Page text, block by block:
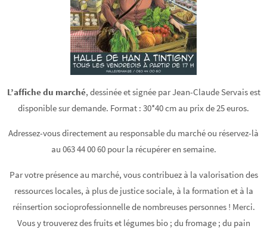
L’affiche du marché, dessinée et signée par Jean-Claude Servais est
disponible sur demande. Format : 30*40 cm au prix de 25 euros.
Adressez-vous directement au responsable du marché ou réservez-là
au 063 44 00 60 pour la récupérer en semaine.
Par votre présence au marché, vous contribuez à la valorisation des
ressources locales, à plus de justice sociale, à la formation et à la
réinsertion socioprofessionnelle de nombreuses personnes ! Merci.
Vous y trouverez des fruits et légumes bio ; du fromage ; du pain